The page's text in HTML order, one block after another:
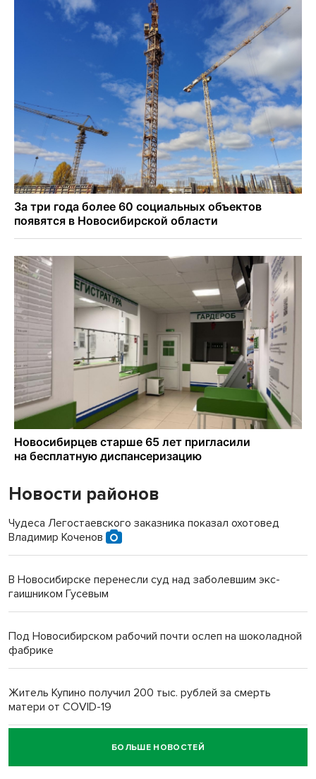
Новости районов
Чудеса Легостаевского заказника показал охотовед
Владимир Коченов
В Новосибирске перенесли суд над заболевшим экс-
гаишником Гусевым
Под Новосибирском рабочий почти ослеп на шоколадной
фабрике
Житель Купино получил 200 тыс. рублей за смерть
матери от COVID-19
Новосибирский суд наказал водителя за смерть
пенсионерки на вокзале
БОЛЬШЕ НОВОСТЕЙ